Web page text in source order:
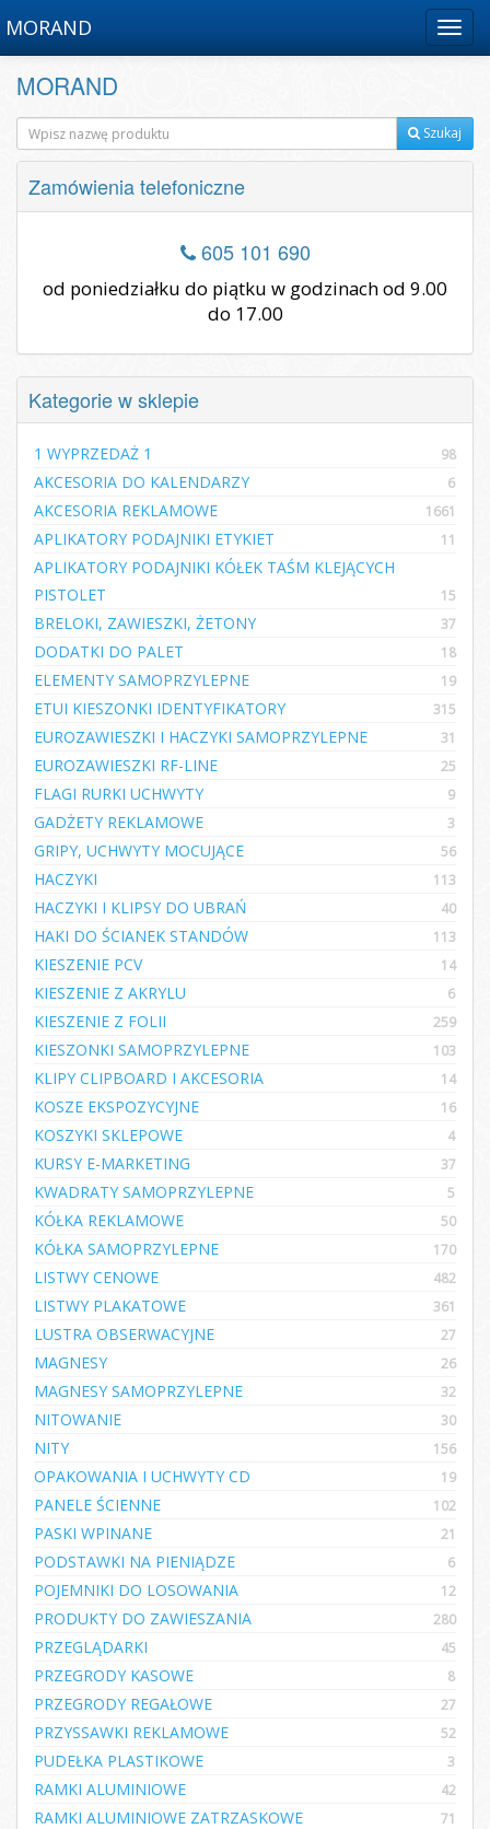
Menu
MORAND
MORAND
Szukaj
Zamówienia telefoniczne
605 101 690
od poniedziałku do piątku w godzinach od 9.00
do 17.00
Kategorie w sklepie
1 WYPRZEDAŻ 1 98
AKCESORIA DO KALENDARZY 6
AKCESORIA REKLAMOWE 1661
APLIKATORY PODAJNIKI ETYKIET 11
APLIKATORY PODAJNIKI KÓŁEK TAŚM KLEJĄCYCH
PISTOLET
15
BRELOKI, ZAWIESZKI, ŻETONY 37
DODATKI DO PALET 18
ELEMENTY SAMOPRZYLEPNE 19
ETUI KIESZONKI IDENTYFIKATORY 315
EUROZAWIESZKI I HACZYKI SAMOPRZYLEPNE 31
EUROZAWIESZKI RF-LINE 25
FLAGI RURKI UCHWYTY 9
GADŻETY REKLAMOWE 3
GRIPY, UCHWYTY MOCUJĄCE 56
HACZYKI 113
HACZYKI I KLIPSY DO UBRAŃ 40
HAKI DO ŚCIANEK STANDÓW 113
KIESZENIE PCV 14
KIESZENIE Z AKRYLU 6
KIESZENIE Z FOLII 259
KIESZONKI SAMOPRZYLEPNE 103
KLIPY CLIPBOARD I AKCESORIA 14
KOSZE EKSPOZYCYJNE 16
KOSZYKI SKLEPOWE 4
KURSY E-MARKETING 37
KWADRATY SAMOPRZYLEPNE 5
KÓŁKA REKLAMOWE 50
KÓŁKA SAMOPRZYLEPNE 170
LISTWY CENOWE 482
LISTWY PLAKATOWE 361
LUSTRA OBSERWACYJNE 27
MAGNESY 26
MAGNESY SAMOPRZYLEPNE 32
NITOWANIE 30
NITY 156
OPAKOWANIA I UCHWYTY CD 19
PANELE ŚCIENNE 102
PASKI WPINANE 21
PODSTAWKI NA PIENIĄDZE 6
POJEMNIKI DO LOSOWANIA 12
PRODUKTY DO ZAWIESZANIA 280
PRZEGLĄDARKI 45
PRZEGRODY KASOWE 8
PRZEGRODY REGAŁOWE 27
PRZYSSAWKI REKLAMOWE 52
PUDEŁKA PLASTIKOWE 3
RAMKI ALUMINIOWE 42
RAMKI ALUMINIOWE ZATRZASKOWE 71